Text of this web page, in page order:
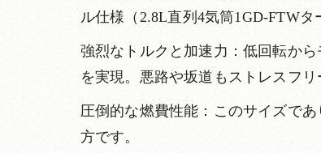
ル仕様（2.8L直列4気筒1GD-FTW
強烈なトルクと加速力：低回転か
を実現。悪路や坂道もストレスフリ
圧倒的な燃費性能：このサイズで
方です。